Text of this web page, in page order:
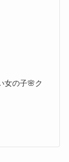
女の子🌸ク